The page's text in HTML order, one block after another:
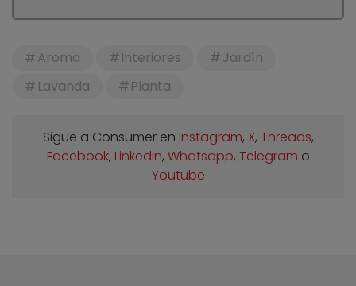
Aroma Interiores
Jardín
Lavanda
Planta
Sigue a Consumer en Instagram, X, Threads,
Facebook, Linkedin, Whatsapp, Telegram o
Youtube